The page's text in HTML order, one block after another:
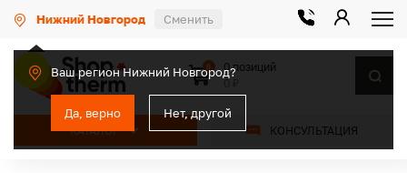
Нижний Новгород Сменить
Ваш регион Нижний Новгород?
Да, верно Нет, другой
КАТАЛОГ КОНСУЛЬТАЦИЯ
0
0 позиций